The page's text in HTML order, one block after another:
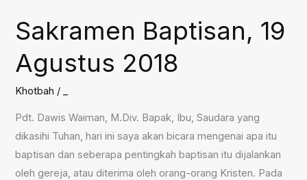
26
Agustus
2018
Sakramen Baptisan, 19
Agustus 2018
Khotbah /
Pdt. Dawis Waiman, M.Div. Bapak, Ibu, Saudara yang
dikasihi Tuhan, hari ini saya akan bicara mengenai apa itu
baptisan dan seberapa pentingkah baptisan itu dijalankan
oleh gereja, atau diterima oleh orang-orang Kristen. Pada